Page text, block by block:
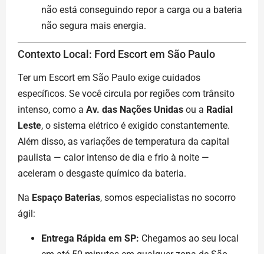
não está conseguindo repor a carga ou a bateria
não segura mais energia.
Contexto Local: Ford Escort em São Paulo
Ter um Escort em São Paulo exige cuidados
específicos. Se você circula por regiões com trânsito
intenso, como a Av. das Nações Unidas ou a Radial
Leste, o sistema elétrico é exigido constantemente.
Além disso, as variações de temperatura da capital
paulista — calor intenso de dia e frio à noite —
aceleram o desgaste químico da bateria.
Na Espaço Baterias, somos especialistas no socorro
ágil:
Entrega Rápida em SP: Chegamos ao seu local